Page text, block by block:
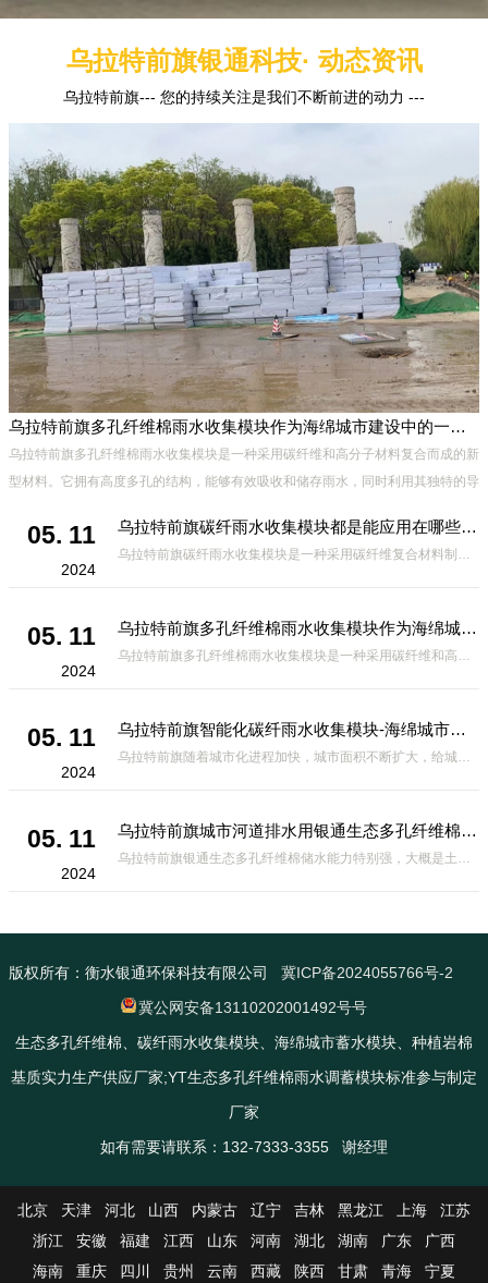
乌拉特前旗银通科技· 动态资讯
乌拉特前旗--- 您的持续关注是我们不断前进的动力 ---
乌拉特前旗多孔纤维棉雨水收集模块作为海绵城市建设中的一种创新材料
乌拉特前旗多孔纤维棉雨水收集模块是一种采用碳纤维和高分子材料复合而成的新
型材料。它拥有高度多孔的结构，能够有效吸收和储存雨水，同时利用其独特的导
05. 11
2024
乌拉特前旗碳纤雨水收集模块都是能应用在哪些方面？
乌拉特前旗碳纤雨水收集模块是一种采用碳纤维复合材料制成的雨水收集装置，具有*、环保、可持续等诸多优点。这种模块的设计独特，结构轻巧且强度高，耐腐蚀，能够在各种环境条件下稳定运行。其广泛的应用领域不仅体现在城市规
05. 11
2024
乌拉特前旗多孔纤维棉雨水收集模块作为海绵城市建设中的一种创新材料
乌拉特前旗多孔纤维棉雨水收集模块是一种采用碳纤维和高分子材料复合而成的新型材料。它拥有高度多孔的结构，能够有效吸收和储存雨水，同时利用其独特的导流设计，将雨水迅速排出，有效防止城市内涝的发生。此外，该材料还具有
05. 11
2024
乌拉特前旗智能化碳纤雨水收集模块-海绵城市排水蓄水系统的优选项
乌拉特前旗随着城市化进程加快，城市面积不断扩大，给城市带来的问题也随之增加。其中之一就是水资源的短缺。雨水收集是一种解决城市水资源短缺的有效途径。在雨水收集技术中，智能化碳纤雨水收集模块的出现，为解决城市水资源
05. 11
2024
乌拉特前旗城市河道排水用银通生态多孔纤维棉 渗透性好重量轻
乌拉特前旗银通生态多孔纤维棉储水能力特别强，大概是土壤的6倍，所以在下暴雨或者是严重的雨雪天气时，能将降水量很好的吸收掉，到了天气晴朗之后又会将这些水分蒸发到空气中。这种材料在绿化环保上能起到很大的作用，能够大
版权所有：衡水银通环保科技有限公司
冀ICP备2024055766号-2
冀公网安备13110202001492号号
生态多孔纤维棉、碳纤雨水收集模块、海绵城市蓄水模块、种植岩棉
基质实力生产供应厂家;YT生态多孔纤维棉雨水调蓄模块标准参与制定
厂家
如有需要请联系：132-7333-3355 谢经理
北京 天津 河北 山西 内蒙古 辽宁 吉林 黑龙江 上海
江苏
浙江
安徽 福建 江西 山东 河南 湖北 湖南 广东
广西
海南
重庆 四川 贵州 云南 西藏 陕西 甘肃 青海 宁夏